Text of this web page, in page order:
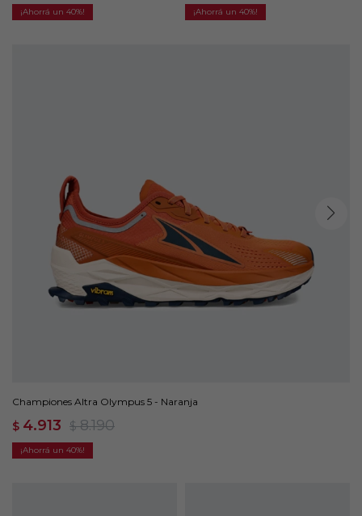
40 40
Championes Altra Olympus 5 - Naranja
$ 4.913 $ 8.190
40